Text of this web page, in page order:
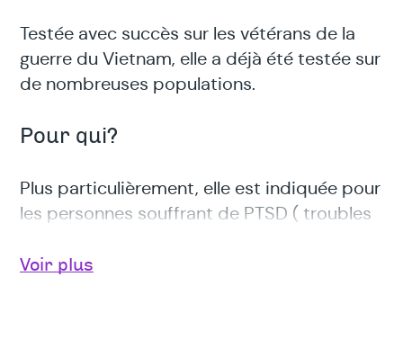
Testée avec succès sur les vétérans de la
guerre du Vietnam, elle a déjà été testée sur
de nombreuses populations.
Pour qui?
Plus particulièrement, elle est indiquée pour
les personnes souffrant de PTSD ( troubles
symptômes à l’avant-plan sont notamment
Voir plus